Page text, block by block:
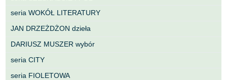
seria WOKÓŁ LITERATURY
JAN DRZEŻDŻON dzieła
DARIUSZ MUSZER wybór
seria CITY
seria FIOLETOWA